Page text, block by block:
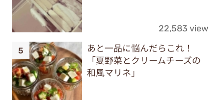
22,583 view
あと一品に悩んだらこれ！
「夏野菜とクリームチーズの
和風マリネ」